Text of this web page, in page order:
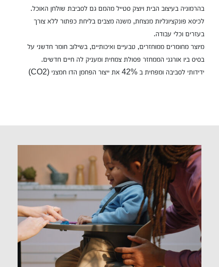
בהרמוניה בעיצוב הבית ויוצק סטייל מהמם גם לסביבת שולחן האוכל.
לכיסא פונקציונליות מנצחת, משנה מצבים בליחת כפתור ללא צורך
בעזרים וכלי עבודה.
מיוצר מחומרים ממוחזרים, טבעיים ואיכותיים, בשילוב חומר חדשני על
בסיס ביו אורגני הממחזר פסולת צמחית ומעניק לה חיים חדשים.
ידידותי לסביבה ומפחית ב 42% את ייצור הפחמן הדו חמצני (CO2)